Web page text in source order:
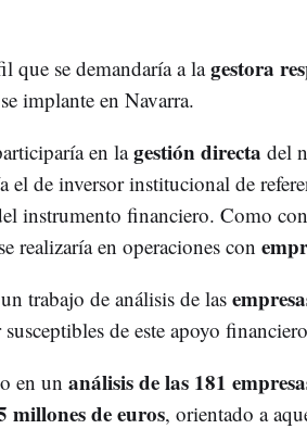
que se demandaría a lagestora
implante en Navarra.
en lagestión directa del
el de inversor institucional de
instrumento financiero. Como
realizaría en operaciones con
trabajo de análisis de las
de este apoyo
en un análisis de las 181
de euros, orientado a